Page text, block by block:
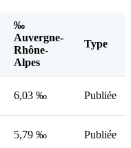
‰
Auvergne-
Rhône-
Alpes
Type
6,03 ‰ Publiée
5,79 ‰ Publiée